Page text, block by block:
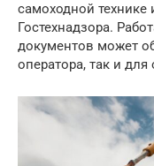
самоходной
Гостехнадзора.
документов может
оператора, так и для